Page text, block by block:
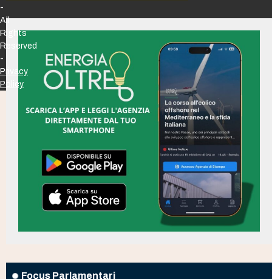
Focus Parlamentari
-
All
Rights
Reserved
-
Privacy
Policy